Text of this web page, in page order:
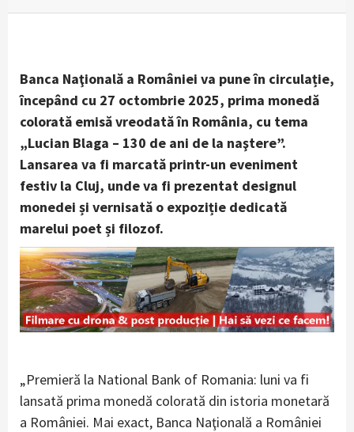
Banca Naţională a României va pune în circulație,
începând cu 27 octombrie 2025, prima monedă
colorată emisă vreodată în România, cu tema
„Lucian Blaga – 130 de ani de la naştere”.
Lansarea va fi marcată printr-un eveniment
festiv la Cluj, unde va fi prezentat designul
monedei și vernisată o expoziție dedicată
marelui poet și filozof.
„Premieră la National Bank of Romania: luni va fi
lansată prima monedă colorată din istoria monetară
a României. Mai exact, Banca Naţională a României